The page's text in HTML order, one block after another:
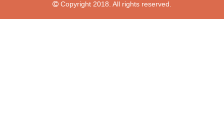
Copyright 2018. All rights reserved.